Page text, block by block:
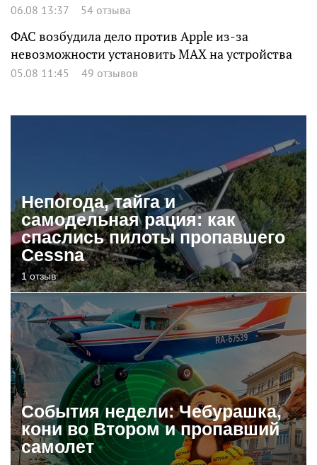
06.08 13:37 54 отзыва
ФАС возбудила дело против Apple из-за
невозможности установить MAX на устройства
05.08 11:45 49 отзывов
Непогода, тайга и
самодельная рация: как
спаслись пилоты пропавшего
Cessna
1 отзыв
События недели: Чебурашка,
кони во Втором и пропавший
самолет